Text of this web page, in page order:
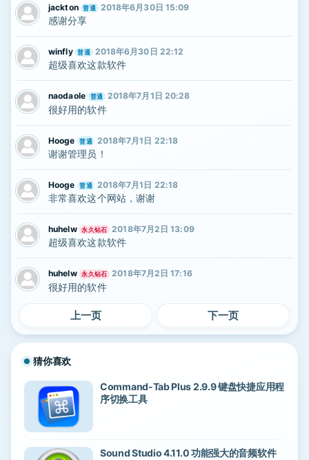
jackton 普通 2018年6月30日 15:09
感谢分享
winfly 普通 2018年6月30日 22:12
超级喜欢这款软件
naodaole 普通 2018年7月1日 20:28
很好用的软件
Hooge 普通 2018年7月1日 22:18
谢谢管理员！
Hooge 普通 2018年7月1日 22:18
非常喜欢这个网站，谢谢
huhelw 永久钻石 2018年7月2日 13:09
超级喜欢这款软件
huhelw 永久钻石 2018年7月2日 17:16
很好用的软件
上一页 下一页
猜你喜欢
Command-Tab Plus 2.9.9 键盘快捷应用程
序切换工具
Sound Studio 4.11.0 功能强大的音频软件